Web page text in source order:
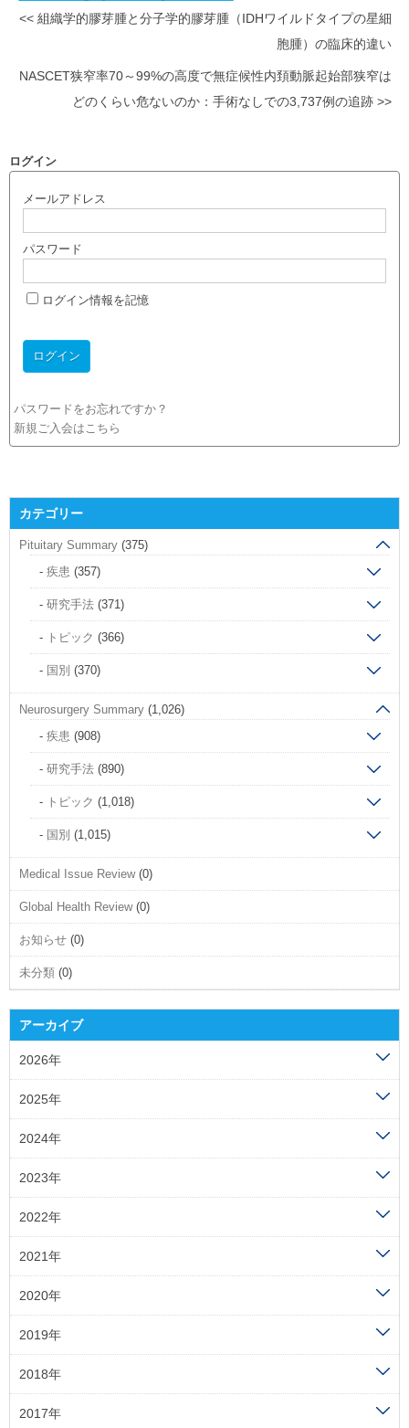
<< 組織学的膠芽腫と分子学的膠芽腫（IDHワイルドタイプの星細
胞腫）の臨床的違い
NASCET狭窄率70～99%の高度で無症候性内頚動脈起始部狭窄は
どのくらい危ないのか：手術なしでの3,737例の追跡 >>
ログイン
メールアドレス
パスワード
ログイン情報を記憶
パスワードをお忘れですか？
新規ご入会はこちら
カテゴリー
Pituitary Summary (375)
疾患 (357)
研究手法 (371)
トピック (366)
国別 (370)
Neurosurgery Summary (1,026)
疾患 (908)
研究手法 (890)
トピック (1,018)
国別 (1,015)
Medical Issue Review(0)
Global Health Review(0)
お知らせ (0)
未分類 (0)
アーカイブ
2026年
2025年
2024年
2023年
2022年
2021年
2020年
2019年
2018年
2017年